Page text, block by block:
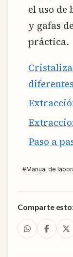
el uso de
y gafas
práctica.
Paso a
#Manual de
Comparte